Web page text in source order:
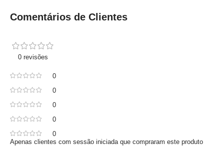
Comentários de Clientes
0 revisões
0
0
0
0
0
Apenas clientes com sessão iniciada que compraram este produto